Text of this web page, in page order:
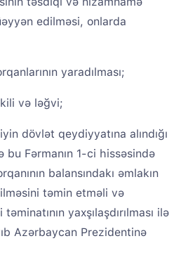
edilməsi, onlarda
yaradılması;
və ləğvi;
dövlət qeydiyyatına alındığı
bu Fərmanın 1-ci hissəsində
balansındakı əmlakın
təmin etməli və
yaxşılaşdırılması ilə
Azərbaycan Prezidentinə